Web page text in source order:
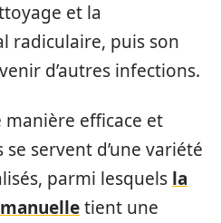
et la
radiculaire, puis son
d’autres infections.
manière efficace et
servent d’une variété
parmi lesquels la
tient une